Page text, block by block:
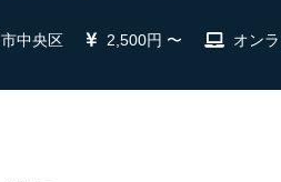
中央区 2,500円 〜 オン